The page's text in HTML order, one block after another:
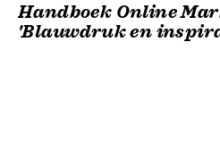
Handboek Online
'Blauwdruk en